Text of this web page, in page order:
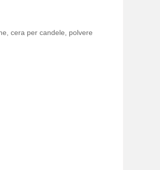
cera per candele, polvere